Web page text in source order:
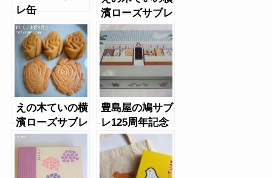
レ缶
濱ローズサブレ
えの木ていの横
濱ローズサブレ
と薔薇のラブレ
ター
豊島屋の鳩サブ
レ125周年記念
缶